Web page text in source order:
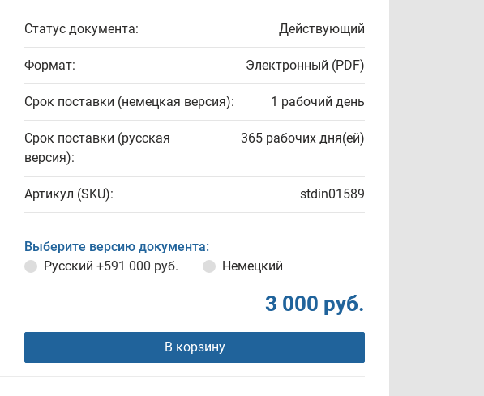
Статус документа: Действующий
Формат: Электронный (PDF)
Срок поставки (немецкая версия): 1 рабочий день
Срок поставки (русская
версия):
365 рабочих дня(ей)
Артикул (SKU): stdin01589
Выберите версию документа:
Русский +591 000 руб. Немецкий
3 000 руб.
В корзину